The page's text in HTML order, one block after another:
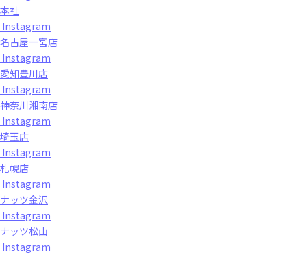
本社
Instagram
名古屋一宮店
Instagram
愛知豊川店
Instagram
神奈川湘南店
Instagram
埼玉店
Instagram
札幌店
Instagram
ナッツ金沢
Instagram
ナッツ松山
Instagram